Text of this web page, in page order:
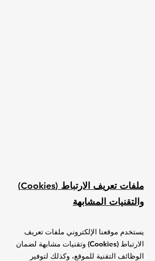
ملفات تعريف الارتباط (Cookies)
والتقنيات المشابهة
يستخدم موقعنا الإلكتروني ملفات تعريف
الارتباط (Cookies) وتقنيات مشابهة لضمان
الوظائف التقنية للموقع، وكذلك لتوفير